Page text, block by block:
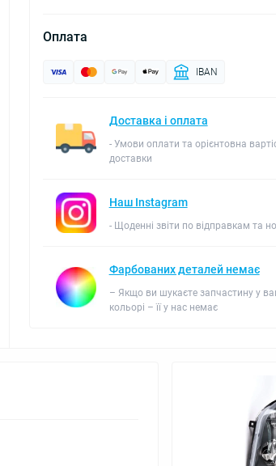
Оплата
IBAN
Доставка і оплата
- Умови оплати та орієнтовна
доставки
Наш Instagram
- Щоденні звіти по відправкам та
Фарбованих деталей немає
– Якщо ви шукаєте запчастину у
кольорі – її у нас немає